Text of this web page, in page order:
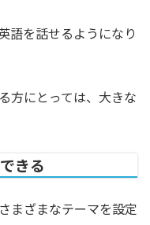
語を話せるようになり
方にとっては、大きな
きる
まざまなテーマを設定